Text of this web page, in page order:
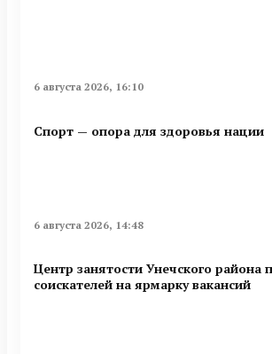
6 августа 2026, 16:10
Спорт — опора для здоровья нации
6 августа 2026, 14:48
Центр занятости Унечского района
соискателей на ярмарку вакансий